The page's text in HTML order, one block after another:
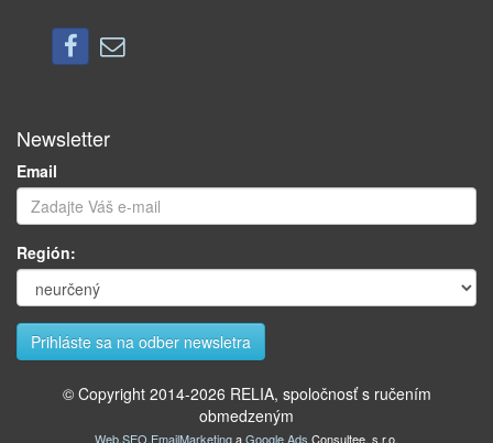
Newsletter
Email
Región:
© Copyright 2014-2026 RELIA, spoločnosť s ručením
obmedzeným
Web,SEO,EmailMarketingaGoogle Ads Consultee, s.r.o.